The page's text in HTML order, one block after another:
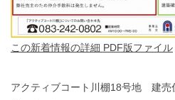
この新着情報の詳細 PDF版ファイル
アクティブコート川棚18号地 建売